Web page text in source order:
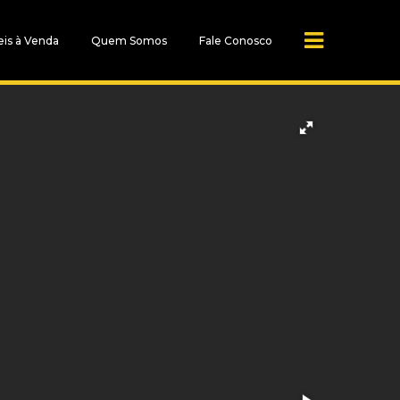
à Venda Quem Somos Fale Conosco